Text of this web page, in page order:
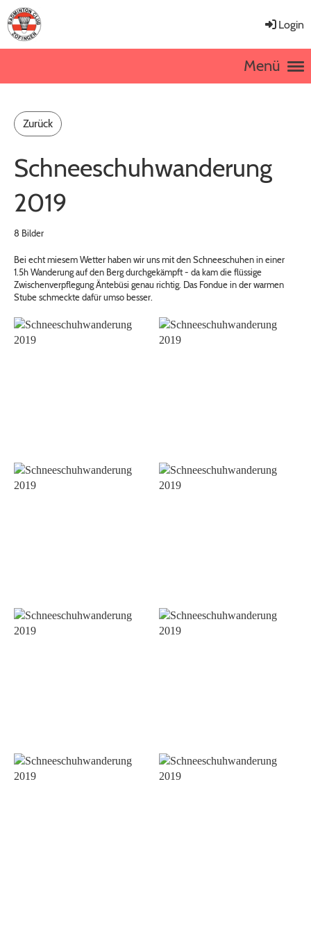
Login
Menü
Zurück
Schneeschuhwanderung
2019
8 Bilder
Bei echt miesem Wetter haben wir uns mit den Schneeschuhen in einer
1.5h Wanderung auf den Berg durchgekämpft - da kam die flüssige
Zwischenverpflegung Äntebüsi genau richtig. Das Fondue in der warmen
Stube schmeckte dafür umso besser.